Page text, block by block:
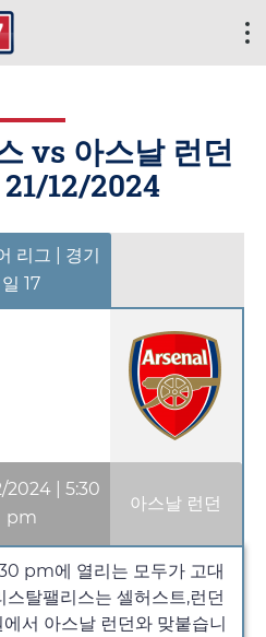
vs 아스날 런던
21/12/2024
리그 | 경기
일 17
2024| 5:30
pm
아스날 런던
pm에 열리는 모두가 고대
탈팰리스는 셀허스트,런던
서 아스날 런던와 맞붙습니